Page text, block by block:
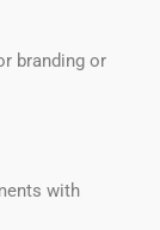
branding or
with